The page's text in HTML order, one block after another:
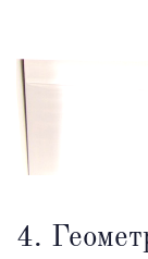
4.